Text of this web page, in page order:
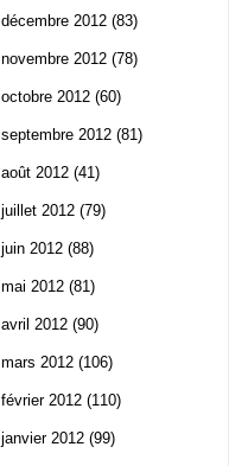
décembre 2012 (83)
novembre 2012 (78)
octobre 2012 (60)
septembre 2012 (81)
août 2012 (41)
juillet 2012 (79)
juin 2012 (88)
mai 2012 (81)
avril 2012 (90)
mars 2012 (106)
février 2012 (110)
janvier 2012 (99)